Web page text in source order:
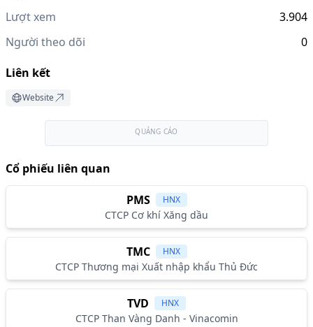
Lượt xem
3.904
Người theo dõi
0
Liên kết
Website
QUẢNG CÁO
Cổ phiếu liên quan
PMS HNX
CTCP Cơ khí Xăng dầu
TMC HNX
CTCP Thương mại Xuất nhập khẩu Thủ Đức
TVD HNX
CTCP Than Vàng Danh - Vinacomin